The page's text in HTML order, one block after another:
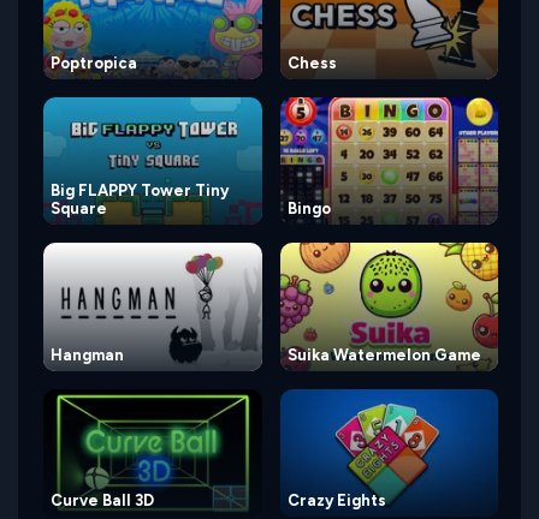
Poptropica Chess
Big FLAPPY Tower Tiny
Square
Bingo
Hangman Suika Watermelon Game
Curve Ball 3D Crazy Eights